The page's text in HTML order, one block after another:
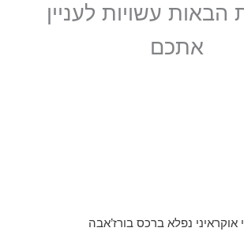
הבאות עשויות לעניין
אתכם
אוקראיני נפלא ברכס בורז’אבה